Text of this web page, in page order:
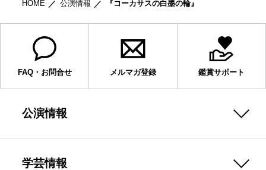
HOME 公演情報 『コーカサスの白墨の輪』
FAQ・お問合せ メルマガ登録 鑑賞サポート
公演情報
学芸情報